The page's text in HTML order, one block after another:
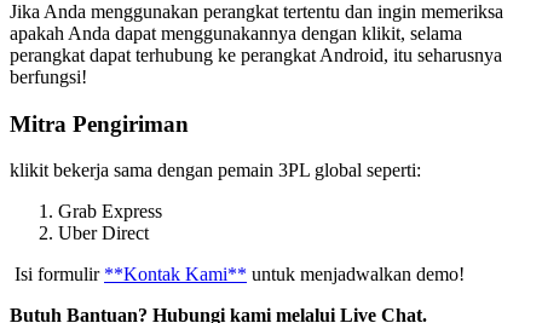
Jika Anda menggunakan perangkat tertentu dan ingin memeriksa
apakah Anda dapat menggunakannya dengan klikit, selama
perangkat dapat terhubung ke perangkat Android, itu seharusnya
berfungsi!
Mitra Pengiriman
klikit bekerja sama dengan pemain 3PL global seperti:
Grab Express
Uber Direct
​ Isi formulir **Kontak Kami** untuk menjadwalkan demo!
Butuh Bantuan? Hubungi kami melalui Live Chat.